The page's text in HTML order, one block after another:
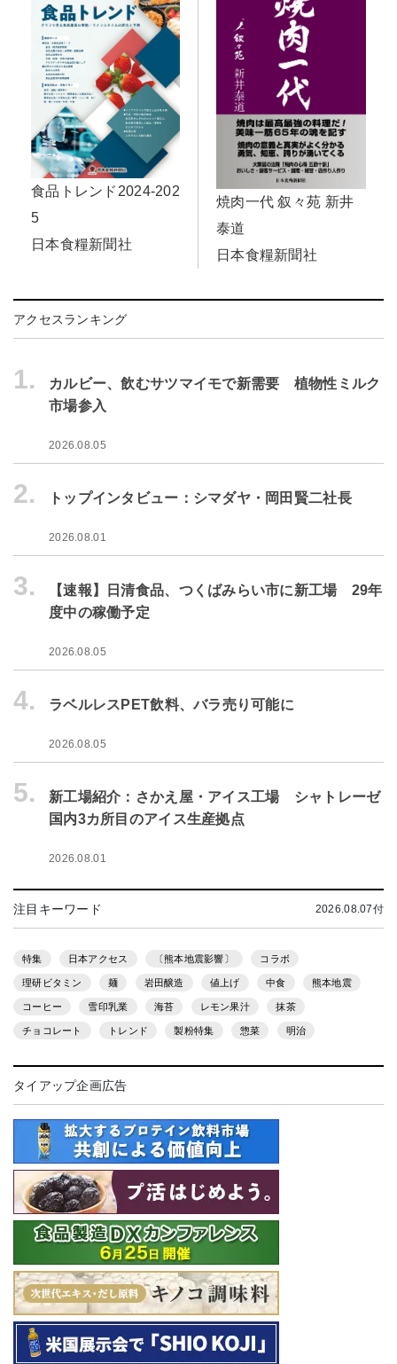
食品トレンド2024-202
5
日本食糧新聞社
焼肉一代 叙々苑 新井
泰道
日本食糧新聞社
アクセスランキング
1.
カルビー、飲むサツマイモで新需要 植物性ミルク
市場参入
2026.08.05
2. トップインタビュー：シマダヤ・岡田賢二社長
2026.08.01
3.
【速報】日清食品、つくばみらい市に新工場 29年
度中の稼働予定
2026.08.05
4. ラベルレスPET飲料、バラ売り可能に
2026.08.05
5.
新工場紹介：さかえ屋・アイス工場 シャトレーゼ
国内3カ所目のアイス生産拠点
2026.08.01
注目キーワード 2026.08.07付
特集 日本アクセス 〔熊本地震影響〕 コラボ
理研ビタミン 麺 岩田醸造 値上げ 中食 熊本地震
コーヒー 雪印乳業 海苔 レモン果汁 抹茶
チョコレート トレンド 製粉特集 惣菜 明治
タイアップ企画広告